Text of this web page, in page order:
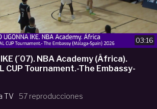
03:16
(´07). NBA Academy (África).
CUP Tournament.-The Embassy-
TV
57 reproducciones